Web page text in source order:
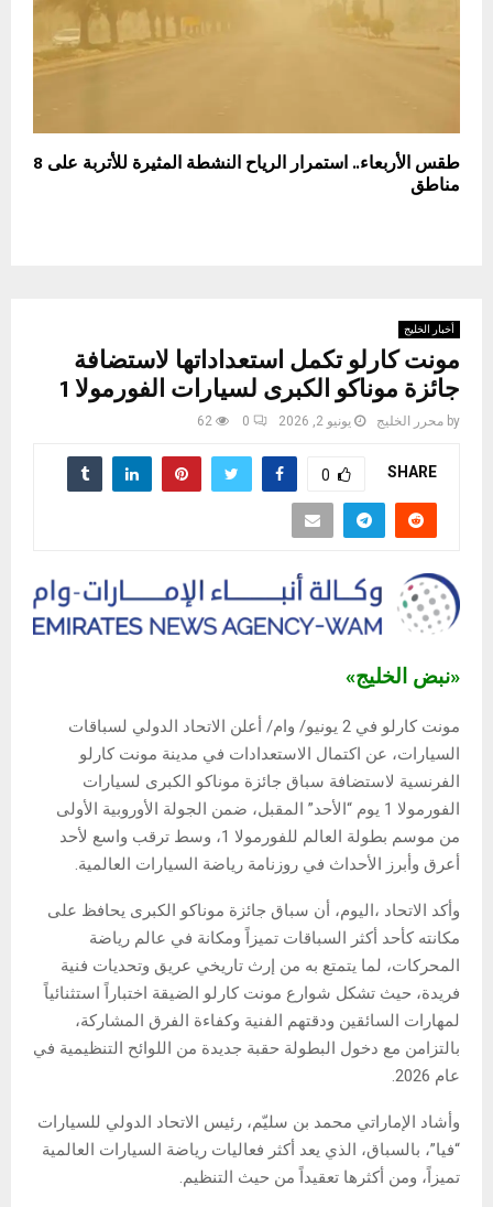
طقس الأربعاء.. استمرار الرياح النشطة المثيرة للأتربة على 8
مناطق
أخبار الخليج
مونت كارلو تكمل استعداداتها لاستضافة
جائزة موناكو الكبرى لسيارات الفورمولا 1
by محرر الخليج يونيو 2, 2026 0
62
SHARE
0
«نبض الخليج»
مونت كارلو في 2 يونيو/ وام/ أعلن الاتحاد الدولي لسباقات
السيارات، عن اكتمال الاستعدادات في مدينة مونت كارلو
الفرنسية لاستضافة سباق جائزة موناكو الكبرى لسيارات
الفورمولا 1 يوم “الأحد” المقبل، ضمن الجولة الأوروبية الأولى
من موسم بطولة العالم للفورمولا 1، وسط ترقب واسع لأحد
أعرق وأبرز الأحداث في روزنامة رياضة السيارات العالمية.
وأكد الاتحاد ،اليوم، أن سباق جائزة موناكو الكبرى يحافظ على
مكانته كأحد أكثر السباقات تميزاً ومكانة في عالم رياضة
المحركات، لما يتمتع به من إرث تاريخي عريق وتحديات فنية
فريدة، حيث تشكل شوارع مونت كارلو الضيقة اختباراً استثنائياً
لمهارات السائقين ودقتهم الفنية وكفاءة الفرق المشاركة،
بالتزامن مع دخول البطولة حقبة جديدة من اللوائح التنظيمية في
عام 2026.
وأشاد الإماراتي محمد بن سليّم، رئيس الاتحاد الدولي للسيارات
“فيا”، بالسباق، الذي يعد أكثر فعاليات رياضة السيارات العالمية
تميزاً، ومن أكثرها تعقيداً من حيث التنظيم.